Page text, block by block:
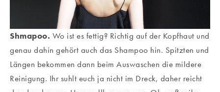
Shmapoo. Wo ist es fettig? Richtig auf der Kopfhaut und
genau dahin gehört auch das Shampoo hin. Spitzten und
Längen bekommen dann beim Auswaschen die mildere
Reinigung. Ihr suhlt euch ja nicht im Dreck, daher reicht